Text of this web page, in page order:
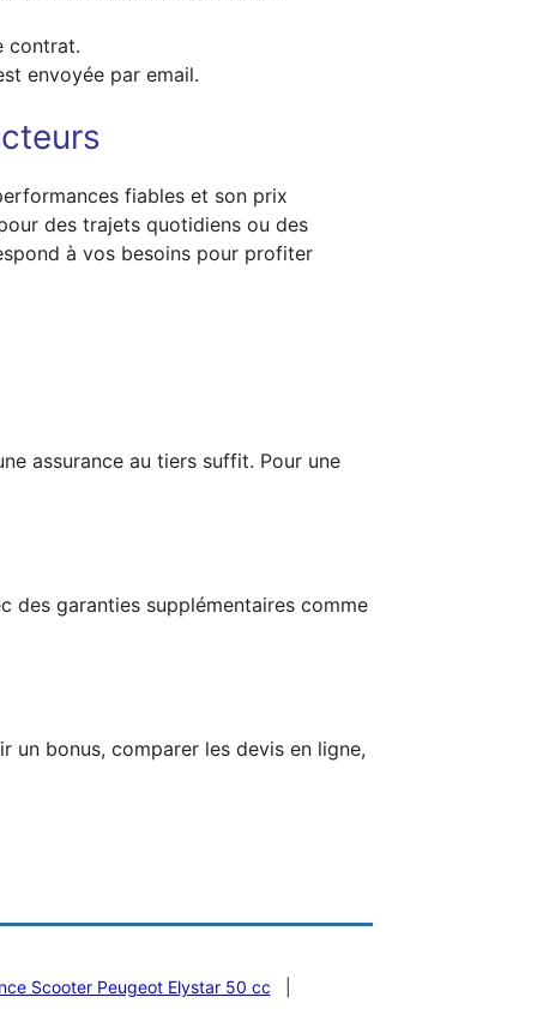
contrat.
envoyée par email.
fiables et son prix
des trajets quotidiens ou des
à vos besoins pour profiter
assurance au tiers suffit. Pour une
des garanties supplémentaires comme
un bonus, comparer les devis en ligne,
Scooter Peugeot Elystar 50 cc